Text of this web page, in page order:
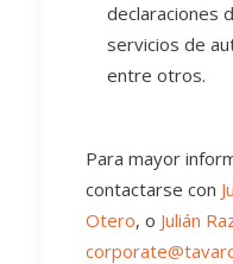
declaraciones
servicios de
entre otros.
Para mayor
contactarse con
Otero, o Julián